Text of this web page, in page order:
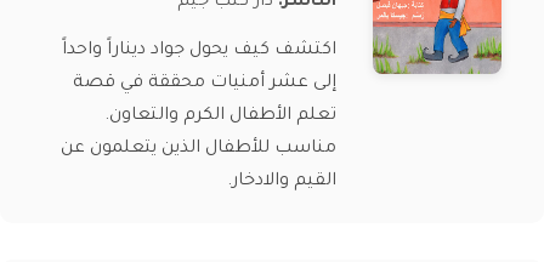
اكتشف كيف يحول جواد ديناراً واحداً
إلى عشر أمنيات محققة في قصة
تعلم الأطفال الكرم والتعاون.
مناسب للأطفال الذين يتعلمون عن
القيم والادخار.